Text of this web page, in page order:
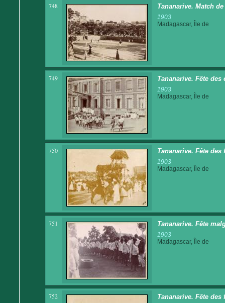
748 Tananarive. Match
1903
Madagascar, Île de
749 Tananarive. Fête des
1903
Madagascar, Île de
750 Tananarive. Fête des
1903
Madagascar, Île de
751 Tananarive. Fête
1903
Madagascar, Île de
752 Tananarive. Fête des